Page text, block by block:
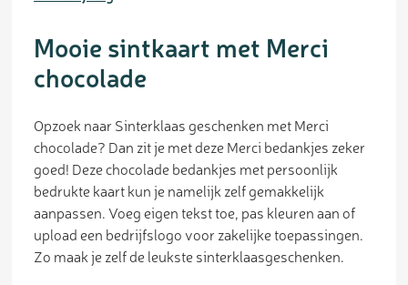
Mooie sintkaart met Merci
chocolade
Opzoek naar Sinterklaas geschenken met Merci
chocolade? Dan zit je met deze Merci bedankjes zeker
goed! Deze chocolade bedankjes met persoonlijk
bedrukte kaart kun je namelijk zelf gemakkelijk
aanpassen. Voeg eigen tekst toe, pas kleuren aan of
upload een bedrijfslogo voor zakelijke toepassingen.
Zo maak je zelf de leukste sinterklaasgeschenken.